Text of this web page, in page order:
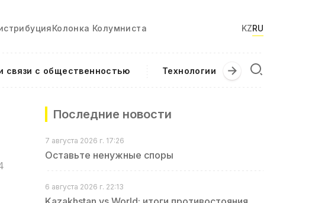
Колонка Колумниста KZRU
связи с общественностью Технологии Текущие
Последние новости
7 августа 2026 г. 17:26
Оставьте ненужные споры
6 августа 2026 г. 22:13